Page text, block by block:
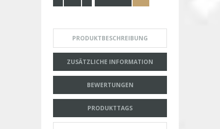
PRODUKTBESCHREIBUNG
ZUSÄTZLICHE INFORMATION
BEWERTUNGEN
PRODUKTTAGS